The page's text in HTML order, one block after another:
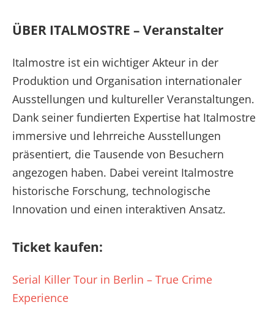
ÜBER ITALMOSTRE – Veranstalter
Italmostre ist ein wichtiger Akteur in der
Produktion und Organisation internationaler
Ausstellungen und kultureller Veranstaltungen.
Dank seiner fundierten Expertise hat Italmostre
immersive und lehrreiche Ausstellungen
präsentiert, die Tausende von Besuchern
angezogen haben. Dabei vereint Italmostre
historische Forschung, technologische
Innovation und einen interaktiven Ansatz.
Ticket kaufen:
Serial Killer Tour in Berlin – True Crime
Experience